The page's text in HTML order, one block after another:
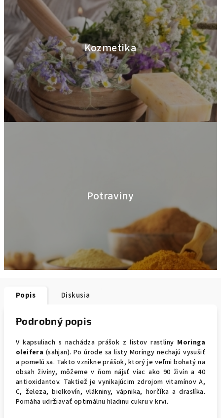
Kozmetika
Potraviny
Popis Diskusia
Podrobný popis
V kapsuliach s nachádza prášok z listov rastliny Moringa
oleifera (sahjan). Po úrode sa listy Moringy nechajú vysušiť
a pomelú sa. Takto vznikne prášok, ktorý je veľmi bohatý na
obsah živiny, môžeme v ňom nájsť viac ako 90 živín a 40
antioxidantov. Taktiež je vynikajúcim zdrojom vitamínov A,
C, železa, bielkovín, vlákniny, vápnika, horčíka a draslíka.
Pomáha udržiavať optimálnu hladinu cukru v krvi.